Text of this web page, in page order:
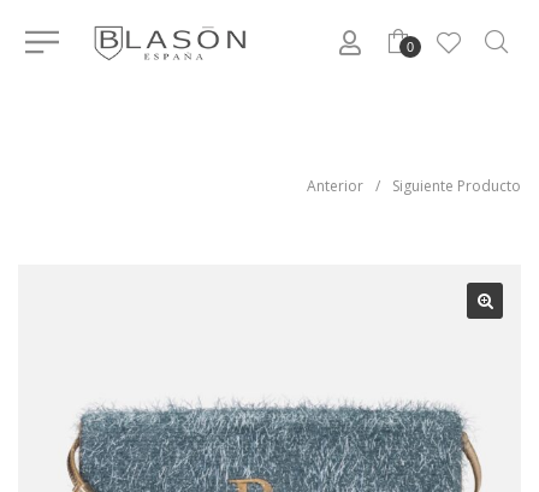
0
Anterior / Siguiente Producto